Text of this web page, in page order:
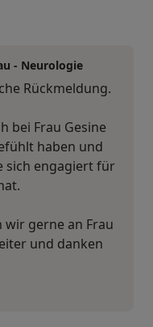
- Neurologie
Rückmeldung.
bei Frau Gesine
haben und
sich engagiert für
wir gerne an Frau
und danken